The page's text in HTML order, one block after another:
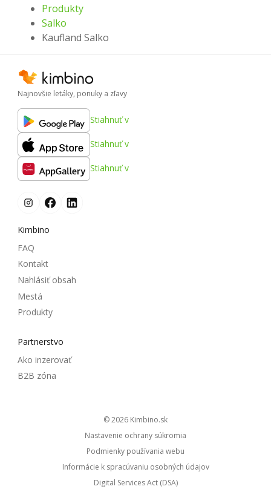
Produkty
Salko
Kaufland Salko
Najnovšie letáky, ponuky a zľavy
Stiahnuť v
Stiahnuť v
Stiahnuť v
Kimbino
FAQ
Kontakt
Nahlásiť obsah
Mestá
Produkty
Partnerstvo
Ako inzerovať
B2B zóna
© 2026
kimbino.sk
Nastavenie ochrany súkromia
Podmienky používania webu
Informácie k spracúvaniu osobných údajov
Digital Services Act (DSA)